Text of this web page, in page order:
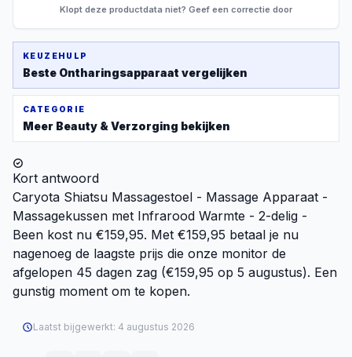
Klopt deze productdata niet? Geef een correctie door
KEUZEHULP
Beste Ontharingsapparaat vergelijken
CATEGORIE
Meer Beauty & Verzorging bekijken
Kort antwoord
Caryota Shiatsu Massagestoel - Massage Apparaat -
Massagekussen met Infrarood Warmte - 2-delig -
Been kost nu €159,95. Met €159,95 betaal je nu
nagenoeg de laagste prijs die onze monitor de
afgelopen 45 dagen zag (€159,95 op 5 augustus). Een
gunstig moment om te kopen.
Laatst bijgewerkt: 4 augustus 2026